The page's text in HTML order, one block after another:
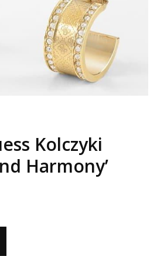
Kolczyki
Harmony’